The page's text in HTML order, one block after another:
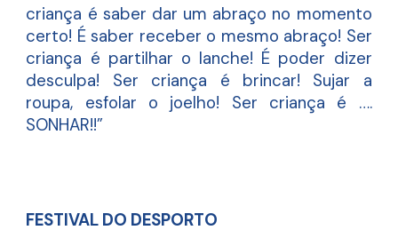
criança é saber dar um abraço no momento
certo! É saber receber o mesmo abraço! Ser
criança é partilhar o lanche! É poder dizer
desculpa! Ser criança é brincar! Sujar a
roupa, esfolar o joelho! Ser criança é ….
SONHAR!!”
FESTIVAL DO DESPORTO